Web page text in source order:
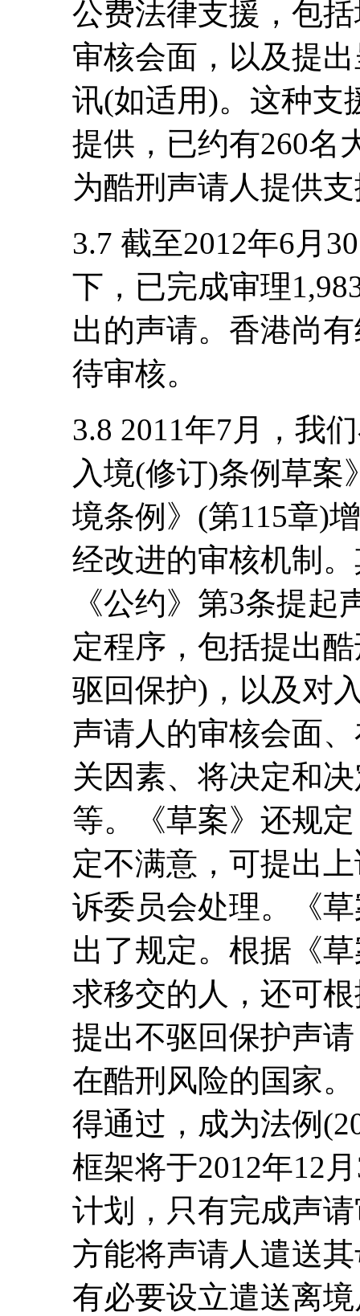
公费法律支援，包
审核会面，以及提
讯(如适用)。这种支
提供，已约有260名
为酷刑声请人提供
3.7 截至2012年6月
下，已完成审理
出的声请。香港尚
待审核。
3.8 2011年7月，我
入境(修订)条例草案
境条例》(第115章)
经改进的审核机制
《公约》第3条提
定程序，包括提出
驱回保护)，以及对
声请人的审核会面
关因素、将决定和
等。《草案》还规
定不满意，可提出
诉委员会处理。《
出了规定。根据《
求移交的人，还可
提出不驱回保护声
在酷刑风险的国家
得通过，成为法例
框架将于2012年12
计划，只有完成声
方能将声请人遣送
有必要设立遣送离